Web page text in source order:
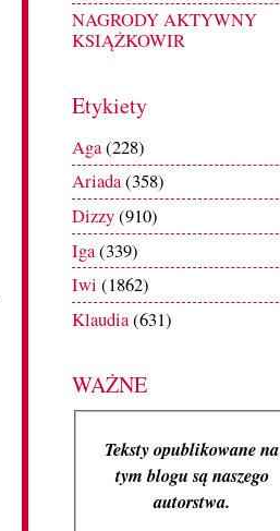
NAGRODY AKTYWNY
KSIĄŻKOWIR
Etykiety
Aga(228)
Ariada(358)
Dizzy(910)
Iga(339)
Iwi (1862)
Klaudia(631)
WAŻNE
Teksty opublikowane na
tym blogu są naszego
autorstwa.